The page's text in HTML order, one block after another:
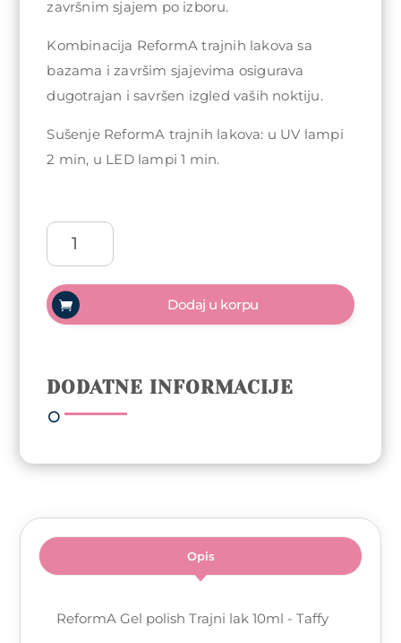
završnim sjajem po izboru.
Kombinacija ReformA trajnih lakova sa
bazama i završim sjajevima osigurava
dugotrajan i savršen izgled vaših noktiju.
Sušenje ReformA trajnih lakova: u UV lampi
2 min, u LED lampi 1 min.
ReformA
polish
Trajni
lak
10ml
količina
Dodaj u korpu
DODATNE INFORMACIJE
Opis
ReformA Gel polish Trajni lak 10ml - Taffy